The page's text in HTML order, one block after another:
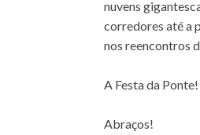
nuvens
corredores até a
nos reencontros
A Festa da Ponte!
Abraços!